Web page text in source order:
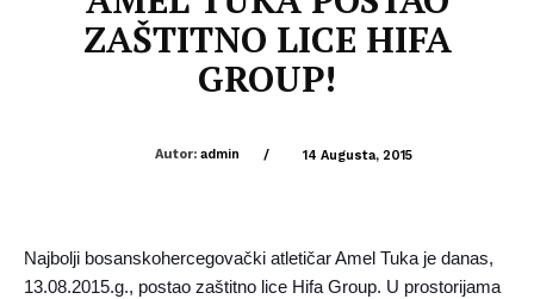
ZAŠTITNO LICE HIFA
GROUP!
Autor: admin / 14 Augusta, 2015
Najbolji bosanskohercegovački atletičar Amel Tuka je danas,
13.08.2015.g., postao zaštitno lice Hifa Group. U prostorijama